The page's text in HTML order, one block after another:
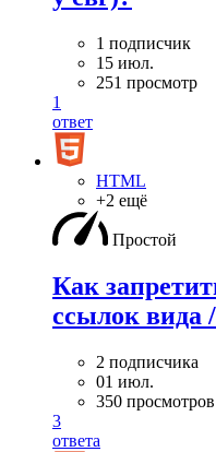
1 подписчик
15 июл.
251 просмотр
1
ответ
HTML
+2 ещё
Простой
Как
ссылок вида
2 подписчика
01 июл.
350 просмотров
3
ответа